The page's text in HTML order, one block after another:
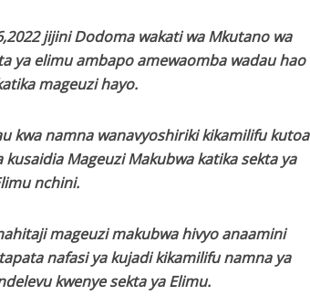
jijini Dodoma wakati wa Mkutano wa
ya elimu ambapo amewaomba wadau hao
mageuzi hayo.
kwa namna wanavyoshiriki kikamilifu kutoa
Mageuzi Makubwa katika sekta ya
nchini.
mageuzi makubwa hivyo anaamini
nafasi ya kujadi kikamilifu namna ya
kwenye sekta ya Elimu.